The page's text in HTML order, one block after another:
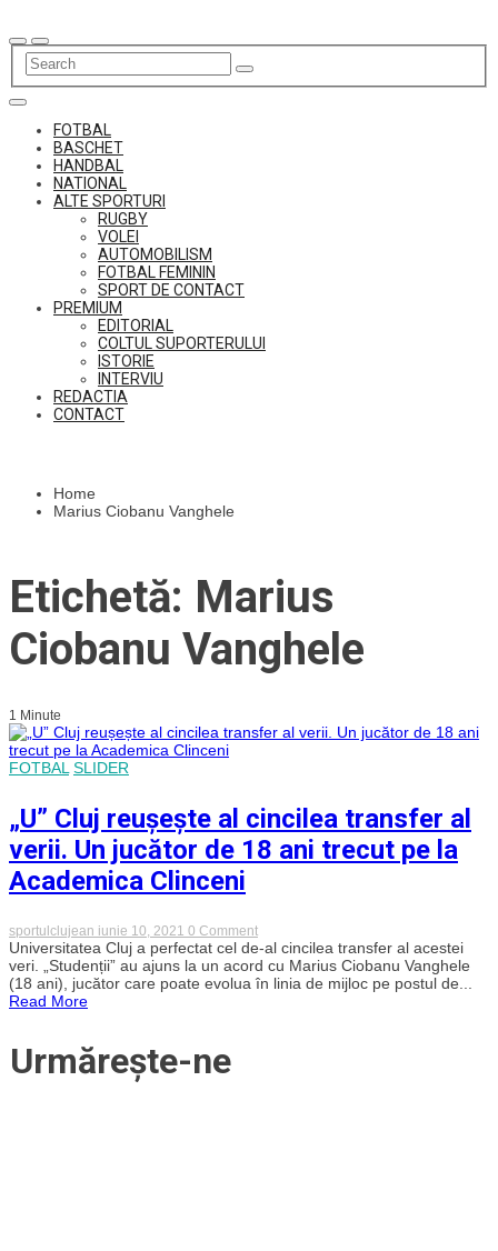
to
content
FOTBAL
BASCHET
HANDBAL
NATIONAL
ALTE SPORTURI
RUGBY
VOLEI
AUTOMOBILISM
FOTBAL FEMININ
SPORT DE CONTACT
PREMIUM
EDITORIAL
COLTUL SUPORTERULUI
ISTORIE
INTERVIU
REDACTIA
CONTACT
Home
Marius Ciobanu Vanghele
Etichetă: Marius
Ciobanu Vanghele
1 Minute
FOTBAL SLIDER
„U” Cluj reușește al cincilea transfer al
verii. Un jucător de 18 ani trecut pe la
Academica Clinceni
sportulclujean iunie 10, 2021 0 Commenton
„U”
Cluj
reușește
al
Universitatea Cluj a perfectat cel de-al cincilea transfer al acestei
veri. „Studenții” au ajuns la un acord cu Marius Ciobanu Vanghele
(18 ani), jucător care poate evolua în linia de mijloc pe postul de...
Read More
Urmărește-ne